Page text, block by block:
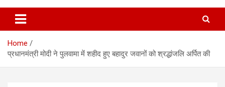
News Make In india
Home
प्रधानमंत्री मोदी ने पुलवामा में शहीद हुए बहादुर जवानों को श्रद्धांजलि अर्पित की